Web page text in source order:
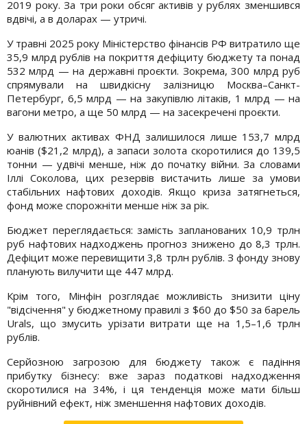
2019 року. За три роки обсяг активів у рублях зменшився
вдвічі, а в доларах — утричі.
У травні 2025 року Міністерство фінансів РФ витратило ще
35,9 млрд рублів на покриття дефіциту бюджету та понад
532 млрд — на державні проєкти. Зокрема, 300 млрд руб
спрямували на швидкісну залізницю Москва–Санкт-
Петербург, 6,5 млрд — на закупівлю літаків, 1 млрд — на
вагони метро, а ще 50 млрд — на засекречені проєкти.
У валютних активах ФНД залишилося лише 153,7 млрд
юанів ($21,2 млрд), а запаси золота скоротилися до 139,5
тонни — удвічі менше, ніж до початку війни. За словами
Іллі Соколова, цих резервів вистачить лише за умови
стабільних нафтових доходів. Якщо криза затягнеться,
фонд може спорожніти менше ніж за рік.
Бюджет переглядається: замість запланованих 10,9 трлн
руб нафтових надходжень прогноз знижено до 8,3 трлн.
Дефіцит може перевищити 3,8 трлн рублів. З фонду знову
планують вилучити ще 447 млрд.
Крім того, Мінфін розглядає можливість знизити ціну
"відсічення" у бюджетному правилі з $60 до $50 за барель
Urals, що змусить урізати витрати ще на 1,5–1,6 трлн
рублів.
Серйозною загрозою для бюджету також є падіння
прибутку бізнесу: вже зараз податкові надходження
скоротилися на 34%, і ця тенденція може мати більш
руйнівний ефект, ніж зменшення нафтових доходів.